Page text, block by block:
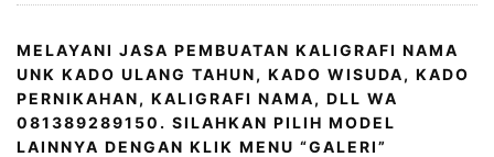
MELAYANI JASA PEMBUATAN KALIGRAFI NAMA
UNK KADO ULANG TAHUN, KADO WISUDA, KADO
PERNIKAHAN, KALIGRAFI NAMA, DLL WA
081389289150. SILAHKAN PILIH MODEL
LAINNYA DENGAN KLIK MENU “GALERI”